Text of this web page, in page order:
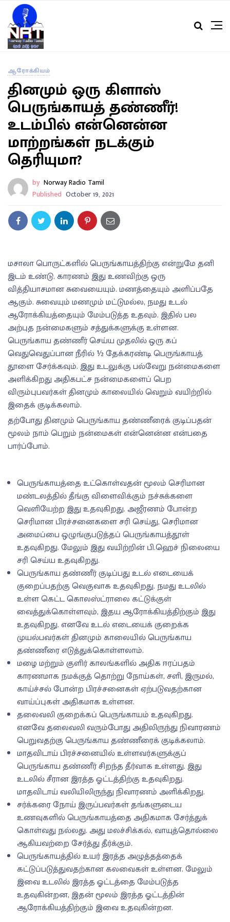
ஆரோக்கியம்
தினமும் ஒரு கிளாஸ்
பெருங்காயத் தண்ணீர்!
உடம்பில் என்னென்ன
மாற்றங்கள் நடக்கும்
தெரியுமா?
by Norway Radio Tamil
Published October 19, 2021
மசாலா பொருட்களில் பெருங்காயத்திற்கு என்றுமே தனி
இடம் உண்டு. காரணம் இது உணவிற்கு ஒரு
வித்தியாசமான சுவையையும். மணத்தையும் அளிப்பதே
ஆகும். சுவையும் மணமும் மட்டுமல்ல, நமது உடல்
ஆரோக்கியத்தையும் மேம்படுத்த உதவும். இதில் பல
அற்புத நன்மைகளும் சத்துக்களுக்கு உள்ளன.
பெருங்காய தண்ணீர் செய்ய முதலில் ஒரு கப்
வெதுவெதுப்பான நீரில் ½ தேக்கரண்டி பெருங்காயத்
தூளை சேர்க்கவும். இது உடலுக்கு பல்வேறு நன்மைகளை
அளிக்கிறது அதிகபட்ச நன்மைகளைப் பெற
விரும்புபவர்கள் தினமும் காலையில் வெறும் வயிற்றில்
இதைக் குடிக்கலாம்.
தற்போது தினமும் பெருங்காய தண்ணீரைக் குடிப்பதன்
மூலம் நாம் பெறும் நன்மைகள் என்னென்ன என்பதை
பார்ப்போம்.
பெருங்காயத்தை உட்கொள்வதன் மூலம் செரிமான
மண்டலத்தில் தீங்கு விளைவிக்கும் நச்சுக்களை
வெளியேற்ற இது உதவுகிறது. அஜீரணம் போன்ற
செரிமான பிரச்சனைகளை சரி செய்து, செரிமான
அமைப்பை ஒழுங்குபடுத்தப் பெருங்காயத்தூள்
உதவுகிறது. மேலும் இது வயிற்றின் பி.ஹெச் நிலையை
சரி செய்ய உதவுகிறது.
பெருங்காய தண்ணீர் குடிப்பது உடல் எடையைக்
குறைப்பதற்கு வெகுவாக உதவுகிறது. நமது உடலில்
உள்ள கெட்ட கொலஸ்ட்ராலை கட்டுக்குள்
வைத்துக்கொள்ளவும், இதய ஆரோக்கியத்திற்கும் இது
உதவுகிறது. எனவே உடல் எடையைக் குறைக்க
முயல்பவர்கள் தினமும் காலையில் பெருங்காய
தண்ணீரை எடுத்துக்கொள்ளலாம்.
மழை மற்றும் குளிர் காலங்களில் அதிக ஈரப்பதம்
காரணமாக நமக்குத் தொற்று நோய்கள், சளி, இருமல்,
காய்ச்சல் போன்ற பிரச்சனைகள் ஏற்படுவதற்கான
வாய்ப்புகள் அதிகமாக உள்ளன.
தலைவலி குறைக்கப் பெருங்காயம் உதவுகிறது.
எனவே தலைவலி வரும்போது அதிலிருந்து நிவாரணம்
பெறுவதற்கு பெருங்காய தண்ணீரைக் குடிக்கலாம்.
மாதவிடாய் பிரச்சனையில் உள்ளவர்களுக்குப்
பெருங்காய தண்ணீர் சிறந்த தீர்வாக உள்ளது. இது
உடலில் சீரான இரத்த ஓட்டத்திற்கு உதவுகிறது.
மாதவிடாய் வலியிலிருந்து நிவாரணம் அளிக்கிறது.
சர்க்கரை நோய் இருப்பவர்கள் தங்களுடைய
உணவுகளில் பெருங்காயத்தை அதிகமாக சேர்த்துக்
கொள்வது நல்லது. அது மலச்சிக்கல், வாயுத்தொல்லை
ஆகியவற்றை சேர்த்து தீர்க்கும்.
பெருங்காயத்தில் உயர் இரத்த அழுத்தத்தைக்
கட்டுப்படுத்துவதற்கான கலவைகள் உள்ளன. மேலும்
இவை உடலில் இரத்த ஓட்டத்தை மேம்படுத்த
உதவுகின்றன, இதன் மூலம் இரத்த ஓட்டத்தின்
ஆரோக்கியத்திற்கும் இவை உதவுகின்றன.